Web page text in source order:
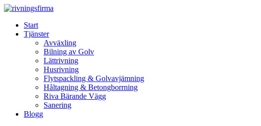
Skip
contentStart
Tjänster
Avväxling
Bilning av Golv
Lättrivning
Husrivning
Flytspackling & Golvavjämning
Håltagning & Betongborrning
Riva Bärande Vägg
Sanering
Blogg